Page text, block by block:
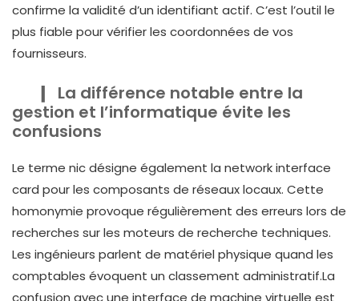
confirme la validité d’un identifiant actif. C’est l’outil le
plus fiable pour vérifier les coordonnées de vos
fournisseurs.
La différence notable entre la
gestion et l’informatique évite les
confusions
Le terme nic désigne également la network interface
card pour les composants de réseaux locaux. Cette
homonymie provoque régulièrement des erreurs lors de
recherches sur les moteurs de recherche techniques.
Les ingénieurs parlent de matériel physique quand les
comptables évoquent un classement administratif.La